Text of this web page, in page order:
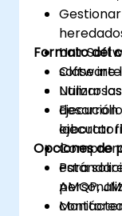
Unir
software
Utilizar
ejecutar
AMQP,
Formato del
Clase
Opciones de
Para